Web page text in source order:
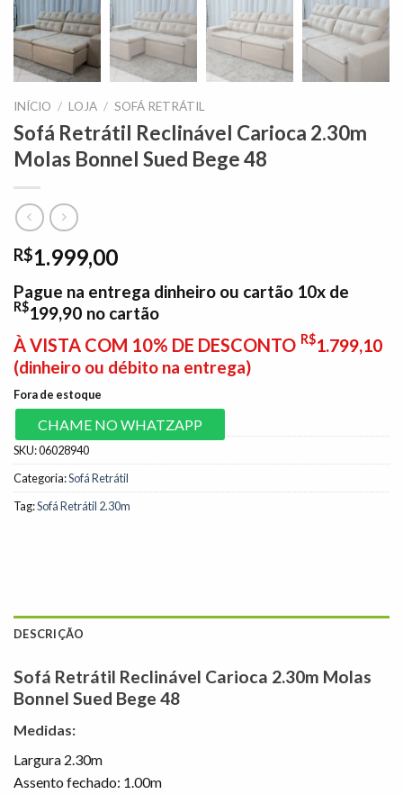
INÍCIO / LOJA / SOFÁ RETRÁTIL
Sofá Retrátil Reclinável Carioca 2.30m
Molas Bonnel Sued Bege 48
R$1.999,00
Pague na entrega dinheiro ou cartão 10x de
R$199,90 no cartão
À VISTA COM 10% DE DESCONTO R$1.799,10
(dinheiro ou débito na entrega)
Fora de estoque
CHAME NO WHATZAPP
SKU:06028940
Categoria:Sofá Retrátil
Tag:Sofá Retrátil 2.30m
DESCRIÇÃO
Sofá Retrátil Reclinável Carioca 2.30m Molas
Bonnel Sued Bege 48
Medidas:
Largura 2.30m
Assento fechado: 1.00m